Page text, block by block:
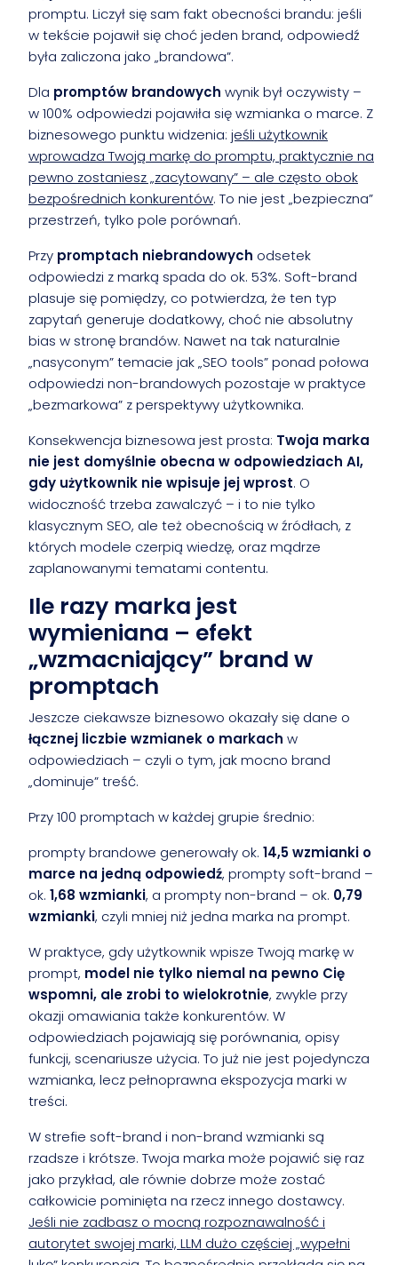
promptu. Liczył się sam fakt obecności brandu: jeśli
w tekście pojawił się choć jeden brand, odpowiedź
była zaliczona jako „brandowa”.
Dla promptów brandowych wynik był oczywisty –
w 100% odpowiedzi pojawiła się wzmianka o marce. Z
biznesowego punktu widzenia: jeśli użytkownik
wprowadza Twoją markę do promptu, praktycznie na
pewno zostaniesz „zacytowany” – ale często obok
bezpośrednich konkurentów. To nie jest „bezpieczna”
przestrzeń, tylko pole porównań.
Przy promptach niebrandowych odsetek
odpowiedzi z marką spada do ok. 53%. Soft-brand
plasuje się pomiędzy, co potwierdza, że ten typ
zapytań generuje dodatkowy, choć nie absolutny
bias w stronę brandów. Nawet na tak naturalnie
„nasyconym” temacie jak „SEO tools” ponad połowa
odpowiedzi non-brandowych pozostaje w praktyce
„bezmarkowa” z perspektywy użytkownika.
Konsekwencja biznesowa jest prosta: Twoja marka
nie jest domyślnie obecna w odpowiedziach AI,
gdy użytkownik nie wpisuje jej wprost. O
widoczność trzeba zawalczyć – i to nie tylko
klasycznym SEO, ale też obecnością w źródłach, z
których modele czerpią wiedzę, oraz mądrze
zaplanowanymi tematami contentu.
Ile razy marka jest
wymieniana – efekt
„wzmacniający” brand w
promptach
Jeszcze ciekawsze biznesowo okazały się dane o
łącznej liczbie wzmianek o markach w
odpowiedziach – czyli o tym, jak mocno brand
„dominuje” treść.
Przy 100 promptach w każdej grupie średnio:
prompty brandowe generowały ok. 14,5 wzmianki o
marce na jedną odpowiedź, prompty soft-brand –
ok. 1,68 wzmianki, a prompty non-brand – ok. 0,79
wzmianki, czyli mniej niż jedna marka na prompt.
W praktyce, gdy użytkownik wpisze Twoją markę w
prompt, model nie tylko niemal na pewno Cię
wspomni, ale zrobi to wielokrotnie, zwykle przy
okazji omawiania także konkurentów. W
odpowiedziach pojawiają się porównania, opisy
funkcji, scenariusze użycia. To już nie jest pojedyncza
wzmianka, lecz pełnoprawna ekspozycja marki w
treści.
W strefie soft-brand i non-brand wzmianki są
rzadsze i krótsze. Twoja marka może pojawić się raz
jako przykład, ale równie dobrze może zostać
całkowicie pominięta na rzecz innego dostawcy.
Jeśli nie zadbasz o mocną rozpoznawalność i
autorytet swojej marki, LLM dużo częściej „wypełni